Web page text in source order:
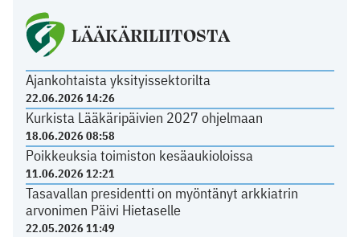
LÄÄKÄRILIITOSTA
Ajankohtaista yksityissektorilta
22.06.2026 14:26
Kurkista Lääkäripäivien 2027 ohjelmaan
18.06.2026 08:58
Poikkeuksia toimiston kesäaukioloissa
11.06.2026 12:21
Tasavallan presidentti on myöntänyt arkkiatrin
arvonimen Päivi Hietaselle
22.05.2026 11:49